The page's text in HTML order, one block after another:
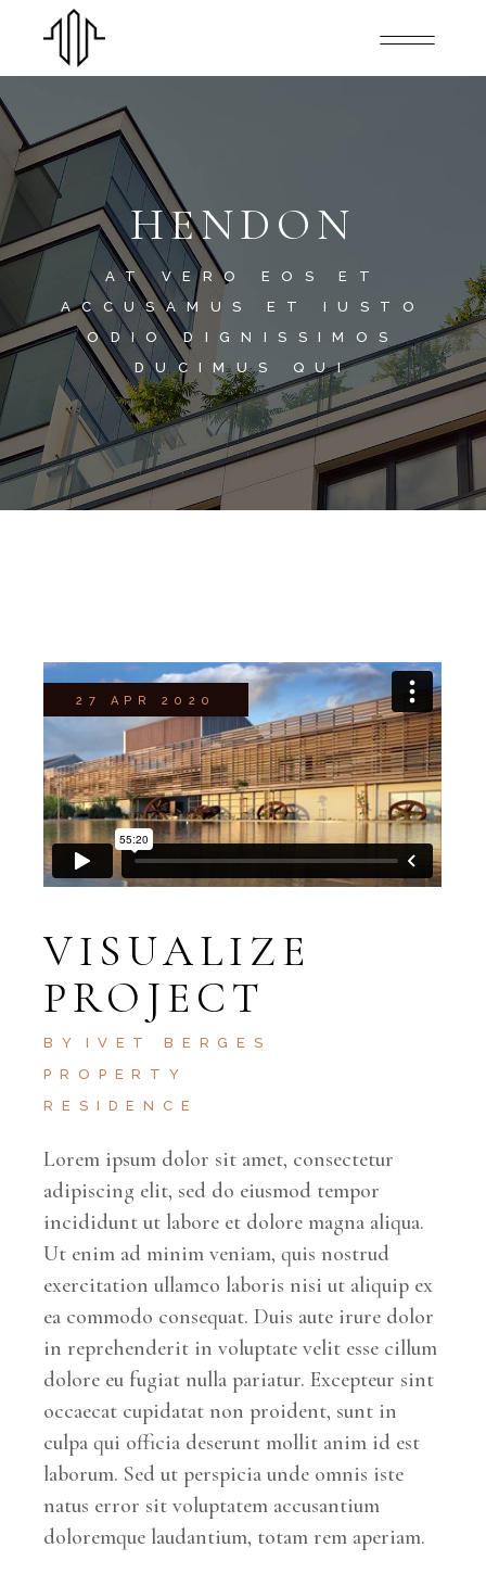
HENDON
AT VERO EOS ET
ACCUSAMUS ET IUSTO
ODIO DIGNISSIMOS
DUCIMUS QUI
27 APR 2020
VISUALIZE
PROJECT
BY
IVET BERGES
PROPERTY
RESIDENCE
Lorem ipsum dolor sit amet, consectetur
adipiscing elit, sed do eiusmod tempor
incididunt ut labore et dolore magna aliqua.
Ut enim ad minim veniam, quis nostrud
exercitation ullamco laboris nisi ut aliquip ex
ea commodo consequat. Duis aute irure dolor
in reprehenderit in voluptate velit esse cillum
dolore eu fugiat nulla pariatur. Excepteur sint
occaecat cupidatat non proident, sunt in
culpa qui officia deserunt mollit anim id est
laborum. Sed ut perspicia unde omnis iste
natus error sit voluptatem accusantium
doloremque laudantium, totam rem aperiam.